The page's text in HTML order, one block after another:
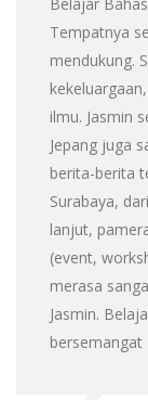
Tempatnya
mendukung.
ilmu. Jasmin
Jepang juga
berita-berita
Surabaya,
lanjut,
(event,
merasa
Jasmin.
bersemangat